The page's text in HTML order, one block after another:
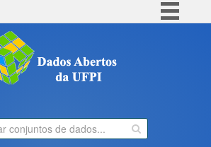
Comunica BR
Participe
Legislação